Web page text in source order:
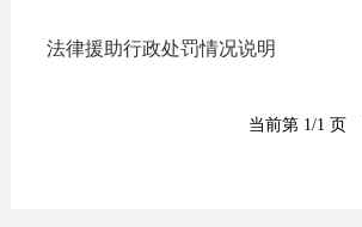
法律援助行政处罚情况说明
当前第 1/1 页